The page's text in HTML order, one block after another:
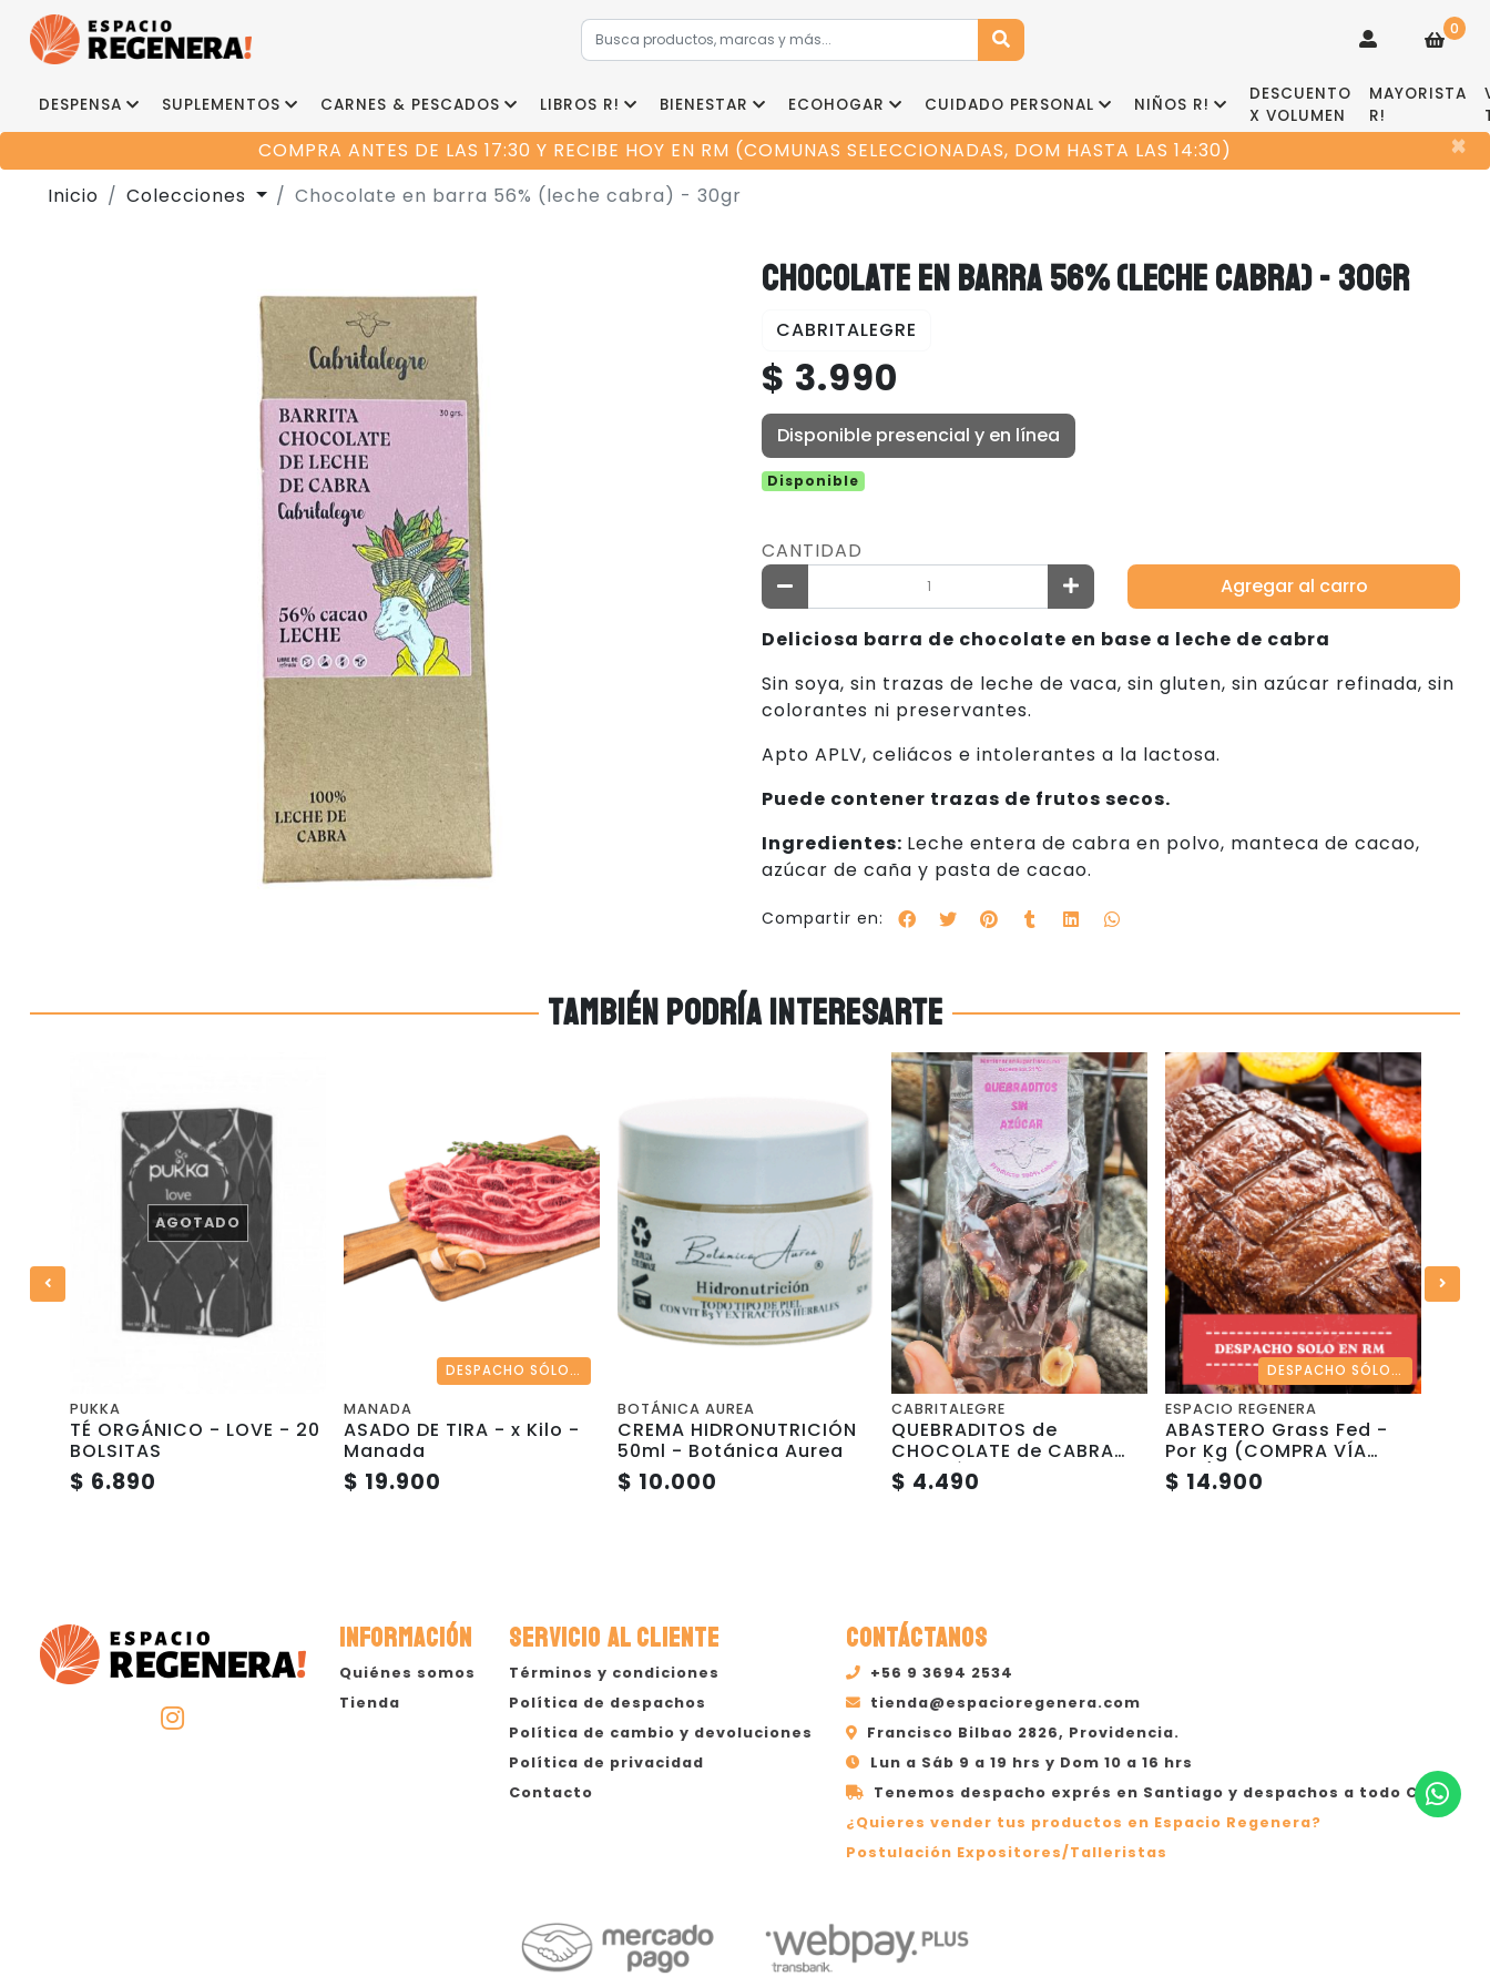
0
DESPENSA SUPLEMENTOS CARNES & PESCADOS LIBROS R! BIENESTAR ECOHOGAR CUIDADO PERSONAL NIÑOS R!
DESCUENTO
X VOLUMEN
MAYORISTA
R!
COMPRA ANTES DE LAS 17:30 Y RECIBE HOY EN RM (COMUNAS SELECCIONADAS, DOM HASTA LAS 14:30) ×
Inicio Colecciones Chocolate en barra 56% (leche cabra) - 30gr
CHOCOLATE EN BARRA 56% (LECHE CABRA) - 30GR
CABRITALEGRE
$ 3.990
Disponible presencial y en línea
Disponible
CANTIDAD
Agregar al carro
Deliciosa barra de chocolate en base a leche de cabra
Sin soya, sin trazas de leche de vaca, sin gluten, sin azúcar refinada, sin
colorantes ni preservantes.
Apto APLV, celiácos e intolerantes a la lactosa.
Puede contener trazas de frutos secos.
Ingredientes: Leche entera de cabra en polvo, manteca de cacao,
azúcar de caña y pasta de cacao.
Compartir en:
También podría interesarte
AGOTADO
PUKKA
TÉ ORGÁNICO - LOVE - 20
BOLSITAS
$ 6.890
DESPACHO SÓLO REGIÓN METROPOLITANA
MANADA
ASADO DE TIRA - x Kilo -
Manada
$ 19.900
BOTÁNICA AUREA
CREMA HIDRONUTRICIÓN
50ml - Botánica Aurea
$ 10.000
CABRITALEGRE
QUEBRADITOS de
CHOCOLATE de CABRA
SIN AZÚCAR - 50g -
Cabrita Alegre
$ 4.490
DESPACHO SÓLO REGION METROPOLITANA
ESPACIO REGENERA
ABASTERO Grass Fed -
Por Kg (COMPRA VÍA
WSP)
$ 14.900
INFORMACIÓN
Quiénes somos
Tienda
SERVICIO AL CLIENTE
Términos y condiciones
Política de despachos
Política de cambio y devoluciones
Política de privacidad
Contacto
CONTÁCTANOS
+56 9 3694 2534
tienda@espacioregenera.com
Francisco Bilbao 2826, Providencia.
Lun a Sáb 9 a 19 hrs y Dom 10 a 16 hrs
Tenemos despacho exprés en Santiago y despachos a todo Chile
¿Quieres vender tus productos en Espacio Regenera?
Postulación Expositores/Talleristas